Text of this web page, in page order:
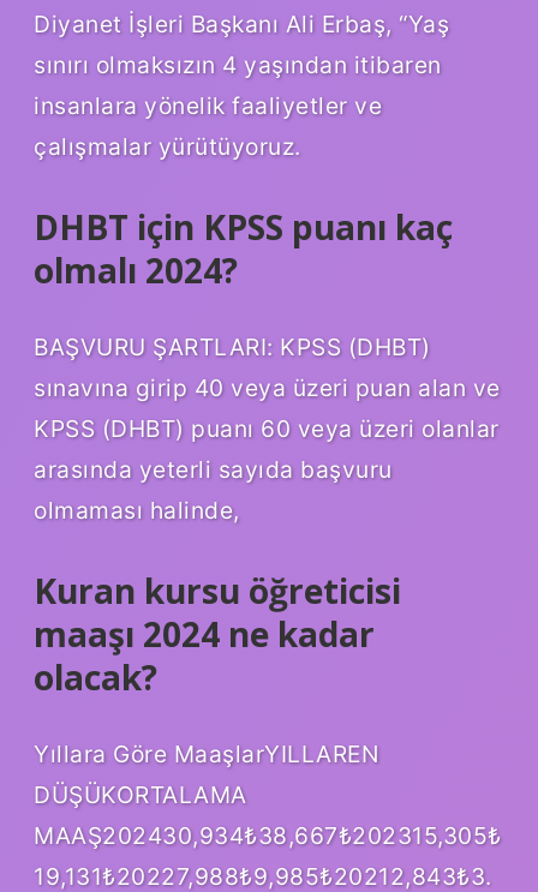
Diyanet İşleri Başkanı Ali Erbaş, “Yaş
sınırı olmaksızın 4 yaşından itibaren
insanlara yönelik faaliyetler ve
çalışmalar yürütüyoruz.
DHBT için KPSS puanı kaç
olmalı 2024?
BAŞVURU ŞARTLARI: KPSS (DHBT)
sınavına girip 40 veya üzeri puan alan ve
KPSS (DHBT) puanı 60 veya üzeri olanlar
arasında yeterli sayıda başvuru
olmaması halinde,
Kuran kursu öğreticisi
maaşı 2024 ne kadar
olacak?
Yıllara Göre MaaşlarYILLAREN
DÜŞÜKORTALAMA
MAAŞ202430,934₺38,667₺202315,305₺
19,131₺20227,988₺9,985₺20212,843₺3.